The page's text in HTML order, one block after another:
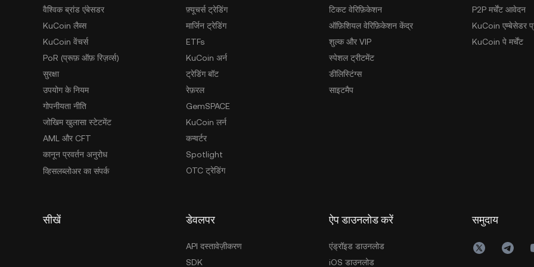
वैश्विक ब्रांड एंबेसडर
KuCoin लैब्स
KuCoin वेंचर्स
PoR (प्रूफ़ ऑफ़ रिज़र्व्स)
सुरक्षा
उपयोग के नियम
गोपनीयता नीति
जोखिम खुलासा स्टेटमेंट
AML और CFT
कानून प्रवर्तन अनुरोध
व्हिसलब्लोअर का संपर्क
फ़्यूचर्स ट्रेडिंग
मार्जिन ट्रेडिंग
ETFs
KuCoin अर्न
ट्रेडिंग बॉट
रेफ़रल
GemSPACE
KuCoin लर्न
कन्वर्टर
Spotlight
OTC ट्रेडिंग
टिकट वेरिफ़िकेशन
ऑफ़िशियल वेरिफ़िकेशन केंद्र
शुल्क और VIP
स्पेशल ट्रीटमेंट
डीलिस्टिंग्स
साइटमैप
P2P मर्चेंट आवेदन
KuCoin एम्बेसेडर
KuCoin पे मर्चेंट
सीखें डेवलपर
API दस्तावेज़ीकरण
SDK
ऐप डाउनलोड करें
एंड्रॉइड डाउनलोड
iOS डाउनलोड
समुदाय